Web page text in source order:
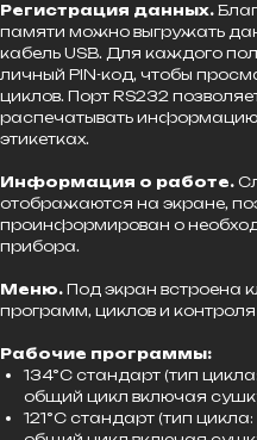
Регистрация данных.
памяти можно выгружать
кабель USB. Для каждого
личный PIN-код, чтобы
циклов. Порт RS232
распечатывать информацию
этикетках.
Информация о работе.
отображаются на экране,
проинформирован о
прибора.
Меню. Под экран встроена
программ, циклов и
Рабочие программы:
134°С стандарт (тип
общий цикл включая
121°С стандарт (тип